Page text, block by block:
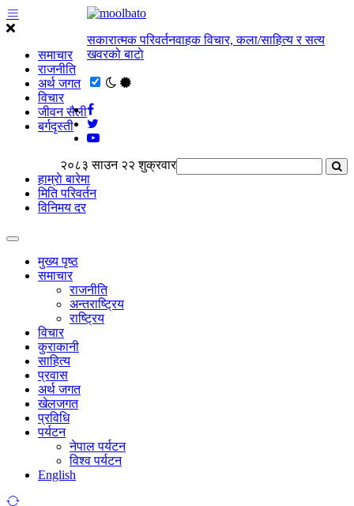
समाचार
राजनीति
अर्थ जगत
विचार
जीवन सैली
बर्गदृस्ती
सकारात्मक परिवर्तनवाहक विचार, कला/साहित्य र सत्य
खवरको बाटाे
२०८३ साउन २२ शुक्रवार
हाम्राे बारेमा
मिति परिवर्तन
विनिमय दर
मुख्य पृष्ठ
समाचार
राजनीति
अन्तराष्ट्रिय
राष्ट्रिय
विचार
कुराकानी
साहित्य
प्रवास
अर्थ जगत
खेलजगत
प्रविधि
पर्यटन
नेपाल पर्यटन
विश्व पर्यटन
English